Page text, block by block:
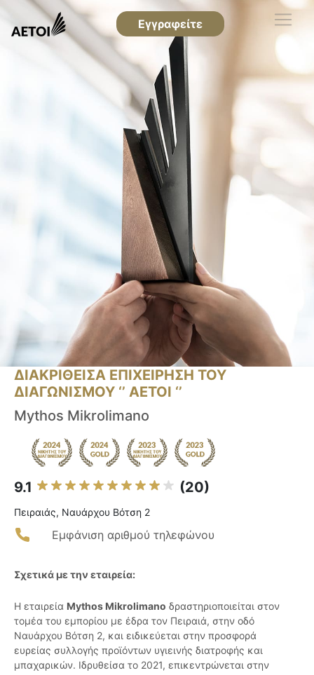
Εγγραφείτε
ΔΙΑΚΡΙΘΕΙΣΑ ΕΠΙΧΕΙΡΗΣΗ ΤΟΥ
ΔΙΑΓΩΝΙΣΜΟΥ ‘’ ΑΕΤΟΙ ‘’
Mythos Mikrolimano
9.1 (20)
Πειραιάς, Ναυάρχου Βότση 2
Εμφάνιση αριθμού τηλεφώνου
Σχετικά με την εταιρεία:
Η εταιρεία Mythos Mikrolimano δραστηριοποιείται στον
τομέα του εμπορίου με έδρα τον Πειραιά, στην οδό
Ναυάρχου Βότση 2, και ειδικεύεται στην προσφορά
ευρείας συλλογής προϊόντων υγιεινής διατροφής και
μπαχαρικών. Ιδρυθείσα το 2021, επικεντρώνεται στην